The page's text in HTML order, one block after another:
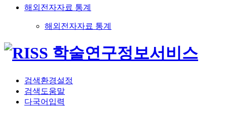
해외전자자료 통계
해외전자자료 통계
검색환경설정
검색도움말
다국어입력